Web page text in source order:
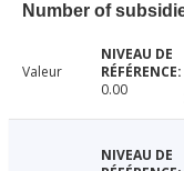
Number of
Valeur
0.00